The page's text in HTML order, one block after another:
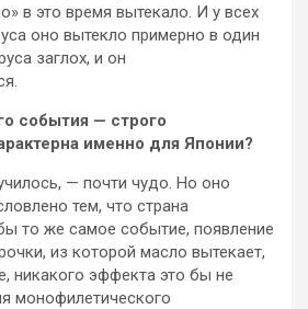
в это время вытекало. И у всех
оно вытекло примерно в один
заглох, и он
события — строго
именно для Японии?
— почти чудо. Но оно
тем, что страна
то же самое событие, появление
из которой масло вытекает,
никакого эффекта это бы не
монофилетического